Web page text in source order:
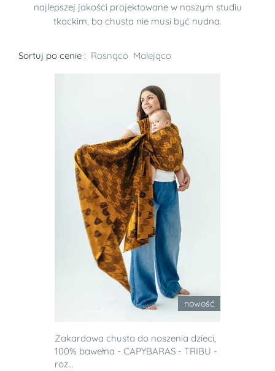
najlepszej jakości projektowane w naszym studiu
tkackim, bo chusta nie musi być nudna.
Sortuj po cenie : Rosnąco Malejąco
nowość
Żakardowa chusta do noszenia dzieci,
100% bawełna - CAPYBARAS - TRIBU -
roz...